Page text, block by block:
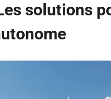
solutions